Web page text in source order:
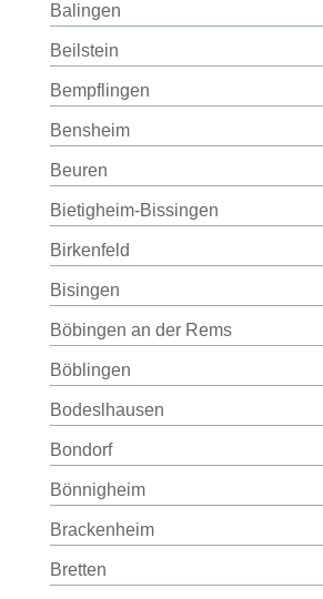
Balingen
Beilstein
Bempflingen
Bensheim
Beuren
Bietigheim-Bissingen
Birkenfeld
Bisingen
Böbingen an der Rems
Böblingen
Bodeslhausen
Bondorf
Bönnigheim
Brackenheim
Bretten